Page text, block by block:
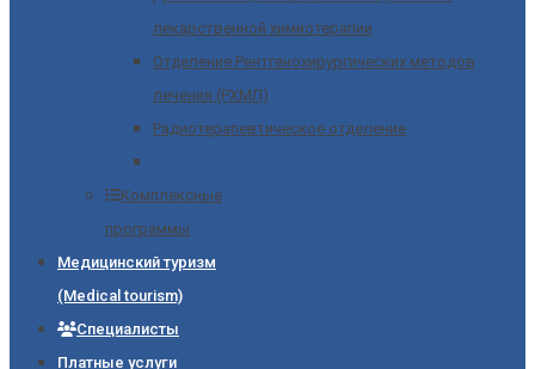
лекарственной химиотерапии
Отделение Рентгенохирургических методов
лечения (РХМЛ)
Радиотерапевтическое отделение
Комплексные
программы
Медицинский туризм
(Medical tourism)
Специалисты
Платные услуги